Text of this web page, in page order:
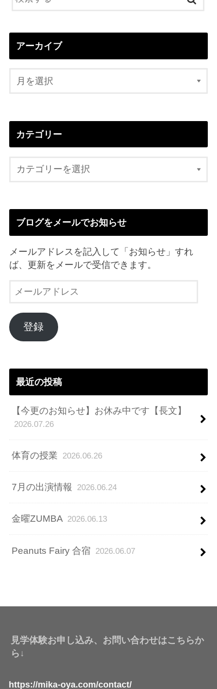
アーカイブ
カテゴリー
ブログをメールでお知らせ
メールアドレスを記入して「お知らせ」すれ
ば、更新をメールで受信できます。
ル
ア
ド
登録
最近の投稿
【今更のお知らせ】お休み中です【長文】
2026.07.26
体育の授業 2026.06.26
7月の出演情報 2026.06.24
金曜ZUMBA 2026.06.13
Peanuts Fairy 合宿 2026.06.07
見学体験お申し込み、お問い合わせはこちらか
ら↓
https://mika-oya.com/contact/